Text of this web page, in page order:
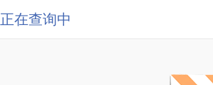
正在查询中